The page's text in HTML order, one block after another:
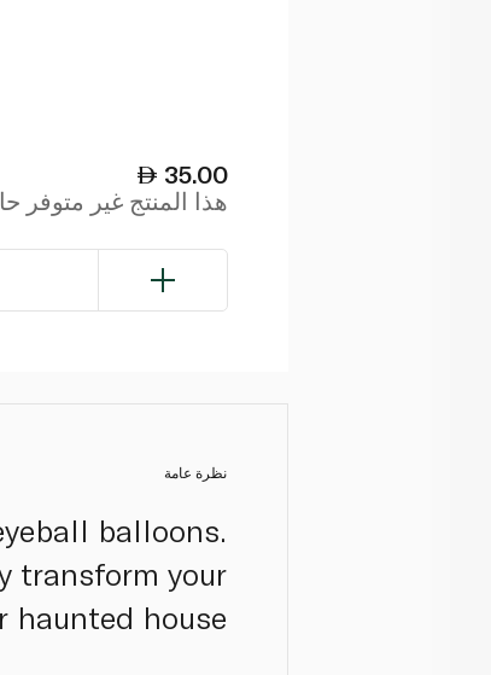
35.00
هذا المنتج غير متوفر
نظرة عامة
balloons.
transform your
house.